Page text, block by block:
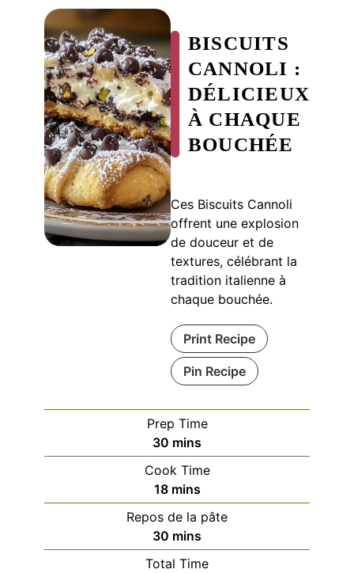
BISCUITS
CANNOLI :
DÉLICIEUX
À CHAQUE
BOUCHÉE
Ces Biscuits Cannoli
offrent une explosion
de douceur et de
textures, célébrant la
tradition italienne à
chaque bouchée.
Print Recipe
Pin Recipe
Prep Time
30 minutes
mins
Cook Time
18minutes
mins
Repos de la pâte
30 minutes
mins
Total Time